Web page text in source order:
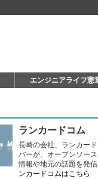
エンジニアライフ憲
ランカードコム
長崎の会社、ランカー
バーが、オープンソー
情報や地元の話題を発信
ンカードコムはこちら